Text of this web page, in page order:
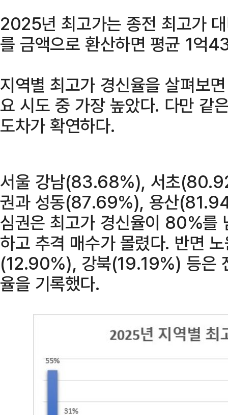
2025년 최고가는 종전 최고가
를 금액으로 환산하면 평균 1억
지역별 최고가 경신율을 살펴보
요 시도 중 가장 높았다. 다만 같
도차가 확연하다.
서울 강남(83.68%), 서초
권과 성동(87.69%), 용산
심권은 최고가 경신율이 80%를
하고 추격 매수가 몰렸다. 반면
(12.90%), 강북(19.19%) 등은
율을 기록했다.